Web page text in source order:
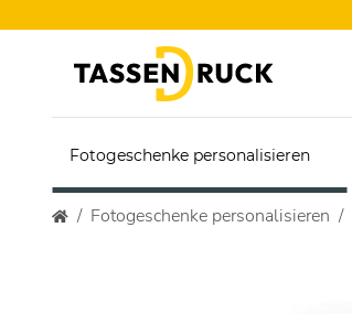
Fotogeschenke personalisieren
Fotogeschenke personalisieren